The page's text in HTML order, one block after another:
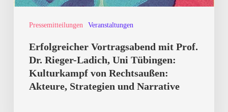
Pressemitteilungen Veranstaltungen
Tübingen:
Kulturkampf
Rechtsaußen:
Akteure,
Strategien
Erfolgreicher Vortragsabend mit Prof.
Dr. Rieger-Ladich, Uni Tübingen:
Kulturkampf von Rechtsaußen:
Akteure, Strategien und Narrative